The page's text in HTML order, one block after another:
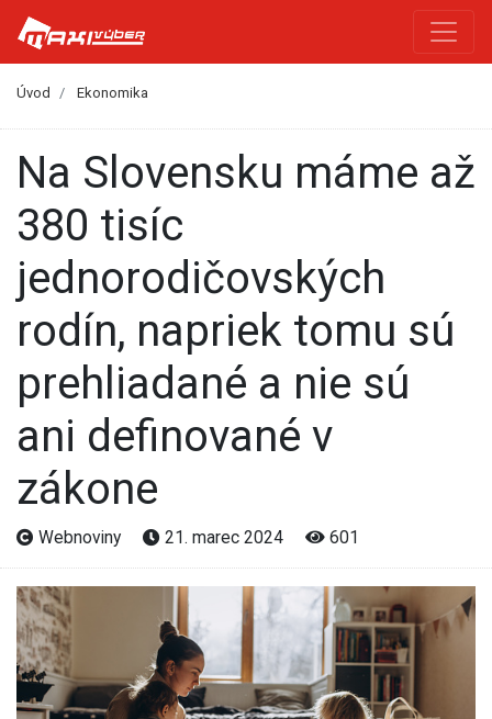
Úvod Ekonomika
Na Slovensku máme až
380 tisíc
jednorodičovských
rodín, napriek tomu sú
prehliadané a nie sú
ani definované v
zákone
Webnoviny 21. marec 2024 601